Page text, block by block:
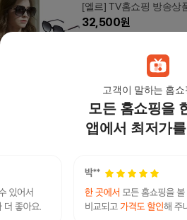
고객이 말하는 홈
모든 홈쇼핑을
앱에서 최저가를
[엘르] TV홈쇼핑 방송상
32,500원
|CCG5A2|볼드선글라스
오파드 뿔테
23,000 원
[1+1 행사] 엘르 선글라